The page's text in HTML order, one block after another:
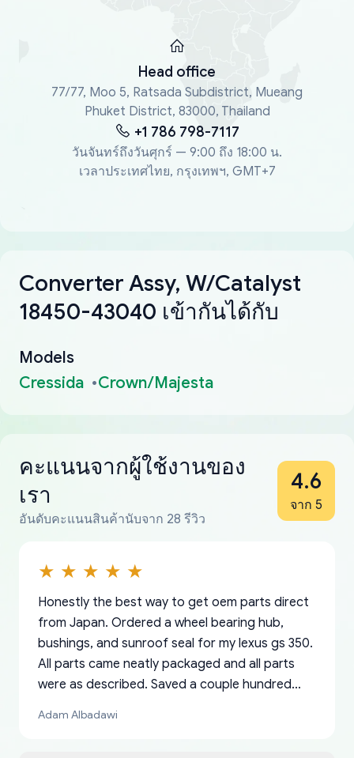
Head office
77/77, Moo 5, Ratsada Subdistrict, Mueang
Phuket District, 83000, Thailand
+1 786 798-7117
วันจันทร์ถึงวันศุกร์ — 9:00 ถึง 18:00 น.
เวลาประเทศไทย, กรุงเทพฯ, GMT+7
Converter Assy, W/Catalyst
18450-43040 เข้ากันได้กับ
Models
Cressida
Crown/Majesta
คะแนนจากผู้ใช้งานของ
เรา
อันดับคะแนนสินค้านับจาก 28 รีวิว
4.6
จาก 5
Honestly the best way to get oem parts direct
from Japan. Ordered a wheel bearing hub,
bushings, and sunroof seal for my lexus gs 350.
All parts came neatly packaged and all parts
were as described. Saved a couple hundred
Adam Albadawi